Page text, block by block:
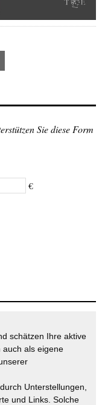
Sie diese Form
€
schätzen Ihre aktive
auch als eigene
Unterstellungen,
und Links. Solche